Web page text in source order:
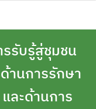
รับรู้สู่ชุมชน
านการรักษา
ละด้านการ